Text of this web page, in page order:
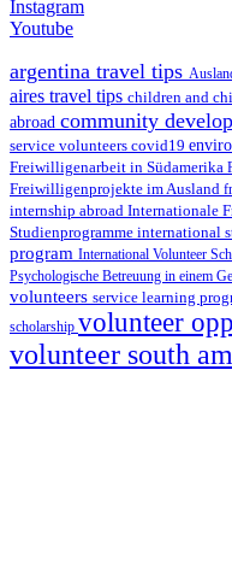
Instagram
Youtube
argentina travel tips
aires travel tips children and
abroad community
service volunteers covid19
Freiwilligenarbeit in Südamerika
Freiwilligenprojekte im Ausland
internship abroad Internationale
Studienprogramme international
program International Volunteer
Psychologische Betreuung in einem
volunteers service learning
scholarship volunteer
volunteer south